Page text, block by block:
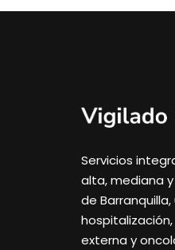
Servicios
alta, mediana
de
externa y